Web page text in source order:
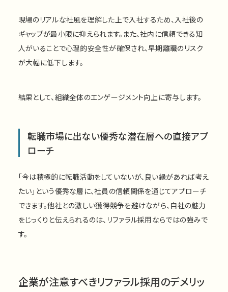
現場のリアルな社風を理解した上で入社するため、入社後の
ギャップが最小限に抑えられます。また、社内に信頼できる知
人がいることで心理的安全性が確保され、早期離職のリスク
が大幅に低下します。
結果として、組織全体のエンゲージメント向上に寄与します。
転職市場に出ない優秀な潜在層への直接アプ
ローチ
「今は積極的に転職活動をしていないが、良い縁があれば考え
たい」という優秀な層に、社員の信頼関係を通じてアプローチ
できます。他社との激しい獲得競争を避けながら、自社の魅力
をじっくりと伝えられるのは、リファラル採用ならではの強みで
す。
企業が注意すべきリファラル採用のデメリッ